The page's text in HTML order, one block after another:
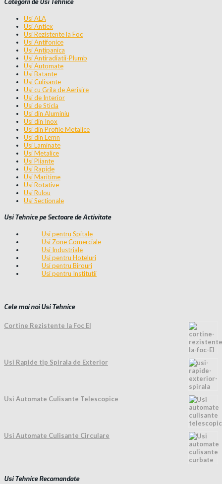
Usi ALA
Usi Antiex
Usi Rezistente la Foc
Usi Antifonice
Usi Antipanica
Usi Antiradiatii-Plumb
Usi Automate
Usi Batante
Usi Culisante
Usi cu Grila de Aerisire
Usi de Interior
Usi de Sticla
Usi din Aluminiu
Usi din Inox
Usi din Profile Metalice
Usi din Lemn
Usi Laminate
Usi Metalice
Usi Pliante
Usi Rapide
Usi Maritime
Usi Rotative
Usi Rulou
Usi Sectionale
Usi Tehnice pe Sectoare de Activitate
Usi pentru Spitale
Usi Zone Comerciale
Usi Industriale
Usi pentru Hoteluri
Usi pentru Birouri
Usi pentru Institutii
Cele mai noi Usi Tehnice
Cortine Rezistente la Foc EI
Usi Rapide tip Spirala de Exterior
Usi Automate Culisante Telescopice
Usi Automate Culisante Circulare
Usi Tehnice Recomandate